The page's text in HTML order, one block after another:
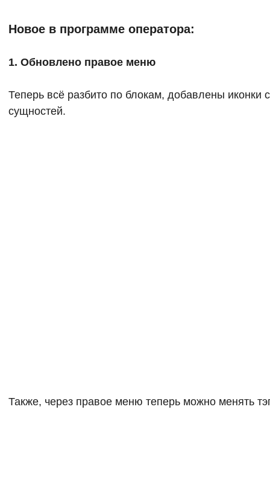
Новое в программе оператора:
1. Обновлено правое меню
Теперь всё разбито по блокам, добавлены иконки
сущностей.
Также, через правое меню теперь можно менять